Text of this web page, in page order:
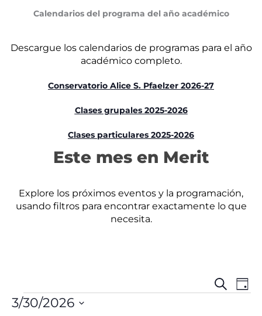
Calendarios del programa del año académico
Descargue los calendarios de programas para el año
académico completo.
Conservatorio Alice S. Pfaelzer 2026-27
Clases grupales 2025-2026
Clases particulares 2025-2026
Este mes en Merit
Explore los próximos eventos y la programación,
usando filtros para encontrar exactamente lo que
necesita.
Búsqueda
y
Buscar
de
Día
para
marzo
3/30/2026